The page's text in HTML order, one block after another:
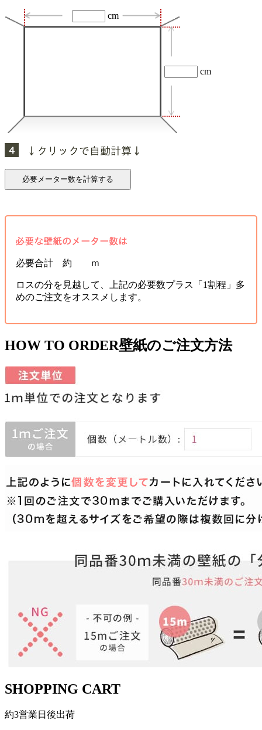
cm
cm
必要合計 約 ｍ
ロスの分を見越して、上記の必要数プラス「1割程」多
めのご注文をオススメします。
HOW TO ORDER壁紙のご注文方法
SHOPPING CART
約3営業日後出荷